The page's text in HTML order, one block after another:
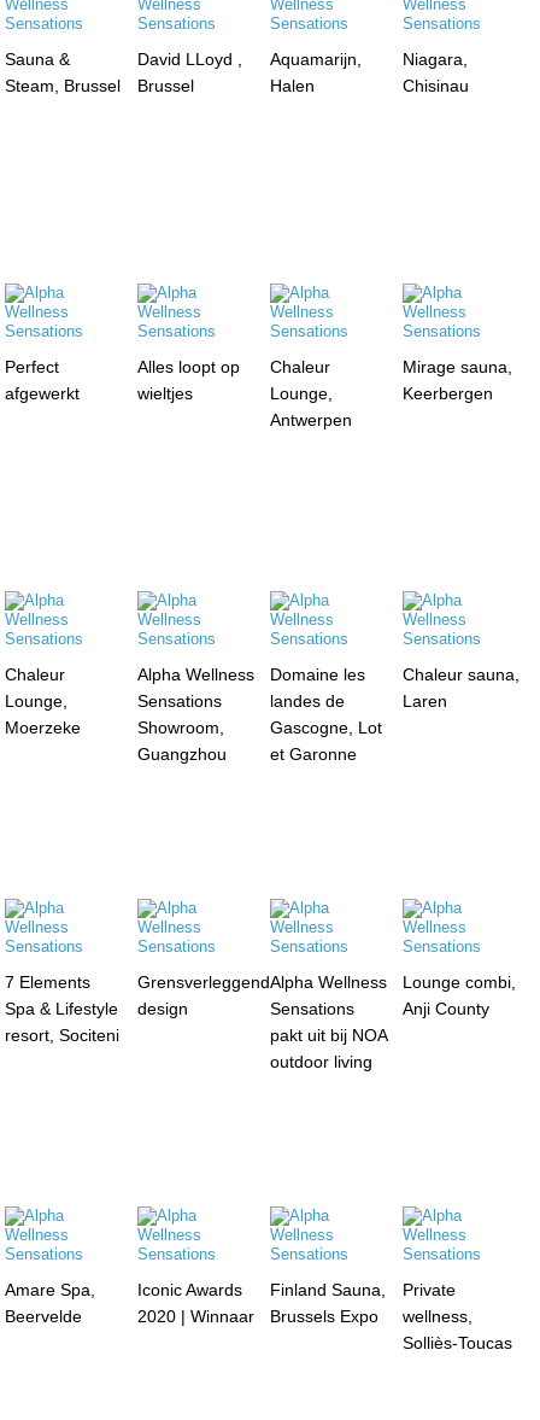
Sauna &
Steam, Brussel
David LLoyd ,
Brussel
Aquamarijn,
Halen
Niagara,
Chisinau
Perfect
afgewerkt
Alles loopt op
wieltjes
Chaleur
Lounge,
Antwerpen
Mirage sauna,
Keerbergen
Chaleur
Lounge,
Moerzeke
Alpha Wellness
Sensations
Showroom,
Guangzhou
Domaine les
landes de
Gascogne, Lot
et Garonne
Chaleur sauna,
Laren
7 Elements
Spa & Lifestyle
resort, Sociteni
Grensverleggend
design
Alpha Wellness
Sensations
pakt uit bij NOA
outdoor living
Lounge combi,
Anji County
Amare Spa,
Beervelde
Iconic Awards
2020 | Winnaar
Finland Sauna,
Brussels Expo
Private
wellness,
Solliès-Toucas